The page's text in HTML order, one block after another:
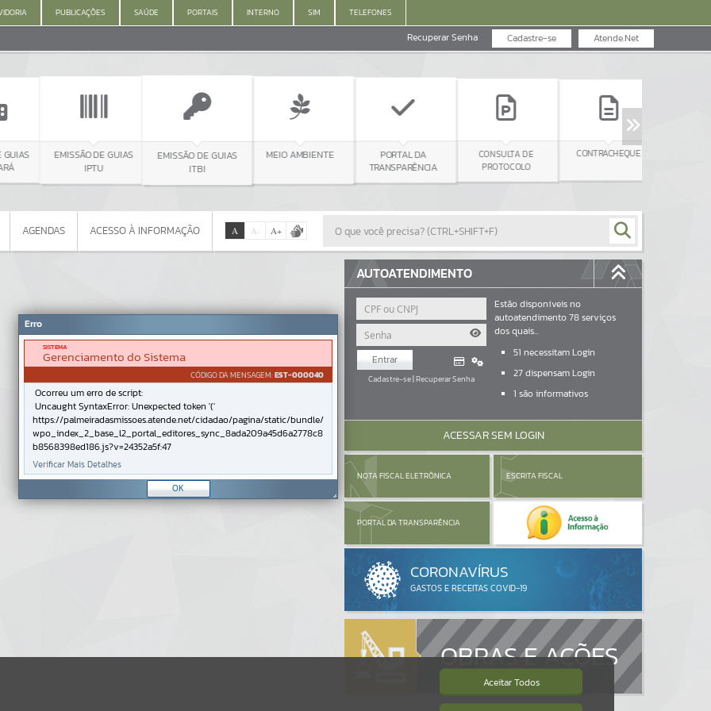
PUBLICAÇÕES SAÚDE PORTAIS INTERNO SIM TELEFONES
Atende.Net
Cadastre-se
Recuperar Senha
EMISSÃO DE GUIAS
IPTU
EMISSÃO DE GUIAS
ITBI
MEIO AMBIENTE
PORTAL DA
TRANSPARÊNCIA
CONSULTA DE
PROTOCOLO
CONTRACHEQUE
AGENDAS ACESSO À INFORMAÇÃO A A- A+
AUTOATENDIMENTO
Entrar
Cadastre-se|Recuperar Senha
Estão disponíveis no
autoatendimento78serviços
dos quais...
51 necessitam Login
27dispensam Login
1 são informativos
ACESSAR SEM LOGIN
NOTA FISCAL ELETRÔNICA ESCRITA FISCAL
PORTAL DA TRANSPARÊNCIA
OBRAS E AÇÕES
Aceitar Todos
Erro
SISTEMA
Gerenciamento do Sistema
CÓDIGO DA MENSAGEM:EST-000040
Ocorreu um erro de script:
Uncaught SyntaxError: Unexpected token '('
https://palmeiradasmissoes.atende.net/cidadao/pagina/static/bundle/
wpo_index_2_base_l2_portal_editores_sync_8ada209a45d6a2778c8
b8568398ed186.js?v=24352a5f:47
Verificar Mais Detalhes
OK